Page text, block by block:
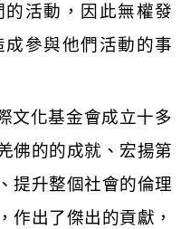
活動，因此無權發
參與他們活動的事
文化基金會成立十多
佛的的成就、宏揚第
提升整個社會的倫理
作出了傑出的貢獻，